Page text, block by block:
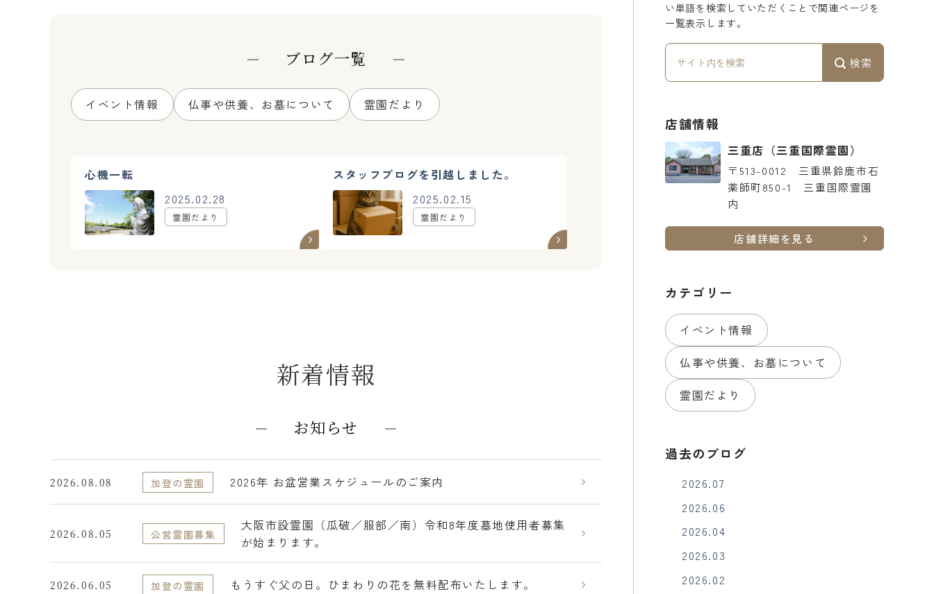
ブログ一覧
イベント情報 仏事や供養、お墓について 霊園だより
心機一転
2025.02.28
霊園だより
スタッフブログを引越しました。
2025.02.15
霊園だより
新着情報
お知らせ
2026.08.08 加登の霊園 2026年 お盆営業スケジュールのご案内
2026.08.05 公営霊園募集
大阪市設霊園（瓜破／服部／南）令和8年度墓地使用者募集
が始まります。
2026.06.05 加登の霊園 もうすぐ父の日。ひまわりの花を無料配布いたします。
い単語を検索していただくことで関連ページを
一覧表示します。
検索
店舗情報
三重店 （三重国際霊園）
〒513-0012 三重県鈴鹿市石
薬師町850-1 三重国際霊園
内
店舗詳細を見る
カテゴリー
イベント情報
仏事や供養、お墓について
霊園だより
過去のブログ
2026.07
2026.06
2026.04
2026.03
2026.02